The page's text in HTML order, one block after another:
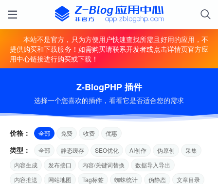
本站不是官方，只为方便用户快速查找所需且好用的应用，不
提供购买和下载服务！如需购买请联系开发者或点击详情页官方应
用中心链接进行购买或下载！
Z-BlogPHP 插件
选择一个您喜欢的插件，看看它是否适合您的需求
价格： 全部 免费 收费 优惠
类型： 全部 静态缓存 SEO优化 AI创作 伪原创
采集
内容生成
发布接口 内容/关键词替换
数据导入导出
内容推送
网站地图 Tag标签 蜘蛛统计 伪静态
文章目录